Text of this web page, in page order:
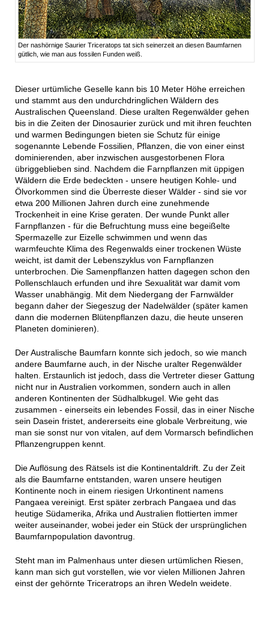
Der nashörnige Saurier Triceratops tat sich seinerzeit an diesen Baumfarnen
gütlich, wie man aus fossilen Funden weiß.
Dieser urtümliche Geselle kann bis 10 Meter Höhe erreichen
und stammt aus den undurchdringlichen Wäldern des
Australischen Queensland. Diese uralten Regenwälder gehen
bis in die Zeiten der Dinosaurier zurück und mit ihren feuchten
und warmen Bedingungen bieten sie Schutz für einige
sogenannte Lebende Fossilien, Pflanzen, die von einer einst
dominierenden, aber inzwischen ausgestorbenen Flora
übriggeblieben sind. Nachdem die Farnpflanzen mit üppigen
Wäldern die Erde bedeckten - unsere heutigen Kohle- und
Ölvorkommen sind die Überreste dieser Wälder - sind sie vor
etwa 200 Millionen Jahren durch eine zunehmende
Trockenheit in eine Krise geraten. Der wunde Punkt aller
Farnpflanzen - für die Befruchtung muss eine begeißelte
Spermazelle zur Eizelle schwimmen und wenn das
warmfeuchte Klima des Regenwalds einer trockenen Wüste
weicht, ist damit der Lebenszyklus von Farnpflanzen
unterbrochen. Die Samenpflanzen hatten dagegen schon den
Pollenschlauch erfunden und ihre Sexualität war damit vom
Wasser unabhängig. Mit dem Niedergang der Farnwälder
begann daher der Siegeszug der Nadelwälder (später kamen
dann die modernen Blütenpflanzen dazu, die heute unseren
Planeten dominieren).
Der Australische Baumfarn konnte sich jedoch, so wie manch
andere Baumfarne auch, in der Nische uralter Regenwälder
halten. Erstaunlich ist jedoch, dass die Vertreter dieser Gattung
nicht nur in Australien vorkommen, sondern auch in allen
anderen Kontinenten der Südhalbkugel. Wie geht das
zusammen - einerseits ein lebendes Fossil, das in einer Nische
sein Dasein fristet, andererseits eine globale Verbreitung, wie
man sie sonst nur von vitalen, auf dem Vormarsch befindlichen
Pflanzengruppen kennt.
Die Auflösung des Rätsels ist die Kontinentaldrift. Zu der Zeit
als die Baumfarne entstanden, waren unsere heutigen
Kontinente noch in einem riesigen Urkontinent namens
Pangaea vereinigt. Erst später zerbrach Pangaea und das
heutige Südamerika, Afrika und Australien flottierten immer
weiter auseinander, wobei jeder ein Stück der ursprünglichen
Baumfarnpopulation davontrug.
Steht man im Palmenhaus unter diesen urtümlichen Riesen,
kann man sich gut vorstellen, wie vor vielen Millionen Jahren
einst der gehörnte Triceratrops an ihren Wedeln weidete.